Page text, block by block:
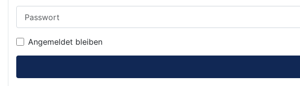
Angemeldet bleiben